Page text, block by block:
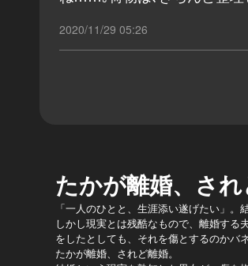
2020/11/29 05:26
たかが離婚、さ
「一人のひとと、生涯添い遂げたい」。
しかし現実とは残酷なもので、離婚する
をしたとしても、それを傷とするのかバ
たかが離婚、されど離婚。